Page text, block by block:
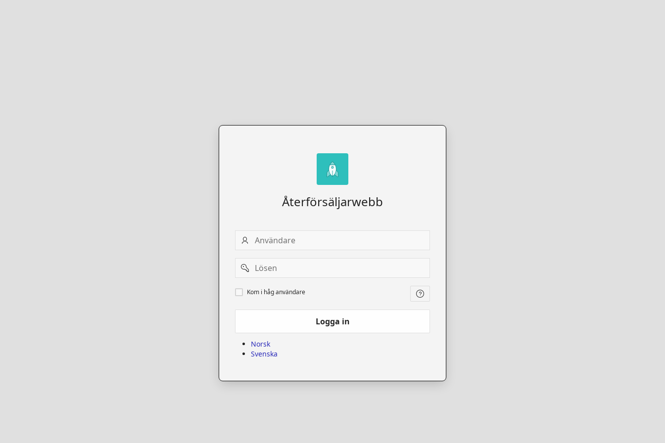
Återförsäljarwebb
Användare
Password
Kom
i
Kom i håg användare
Logga in
Norsk
Svenska